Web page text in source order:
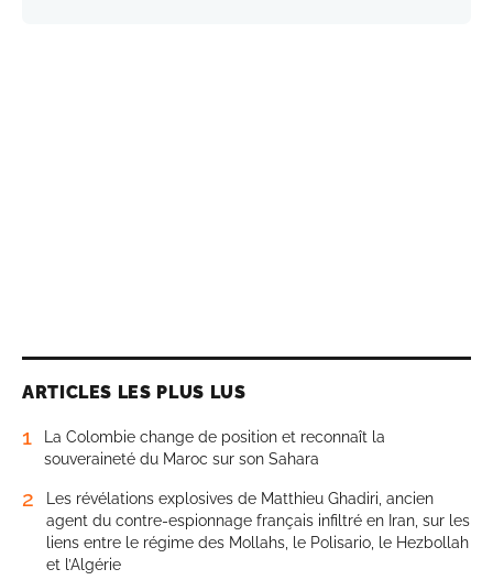
ARTICLES LES PLUS LUS
1
La Colombie change de position et reconnaît la
souveraineté du Maroc sur son Sahara
2
Les révélations explosives de Matthieu Ghadiri, ancien
agent du contre-espionnage français infiltré en Iran, sur les
liens entre le régime des Mollahs, le Polisario, le Hezbollah
et l’Algérie